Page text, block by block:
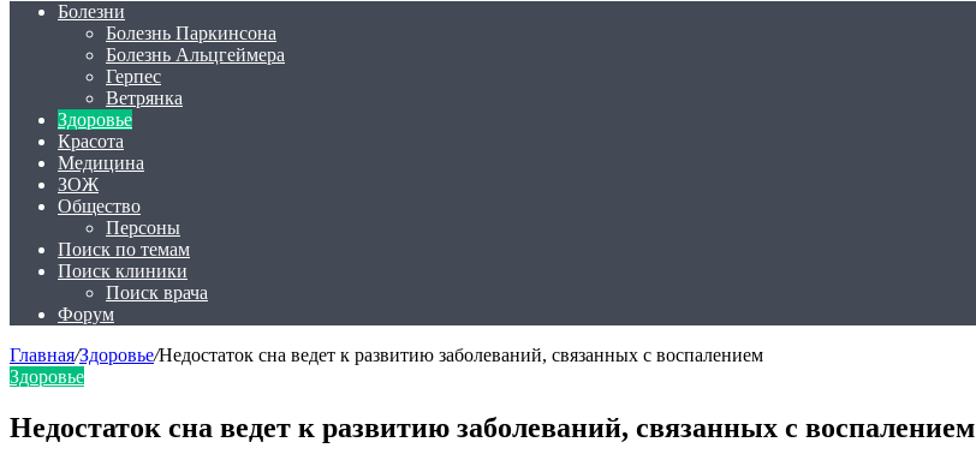
Болезни
Болезнь Паркинсона
Болезнь Альцгеймера
Герпес
Ветрянка
Здоровье
Красота
Медицина
ЗОЖ
Общество
Персоны
Поиск по темам
Поиск клиники
Поиск врача
Форум
Главная/Здоровье/Недостаток сна ведет к развитию заболеваний, связанных с воспалением
Здоровье
Недостаток сна ведет к развитию заболеваний, связанных с воспалением